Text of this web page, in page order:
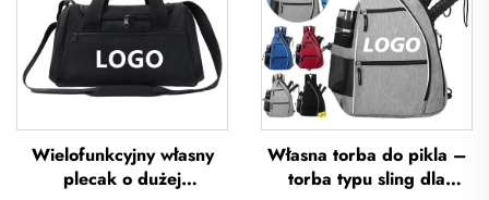
do tenisa i badmintona
Wielofunkcyjny własny
plecak o dużej
Własna torba do pikla –
torba typu sling dla